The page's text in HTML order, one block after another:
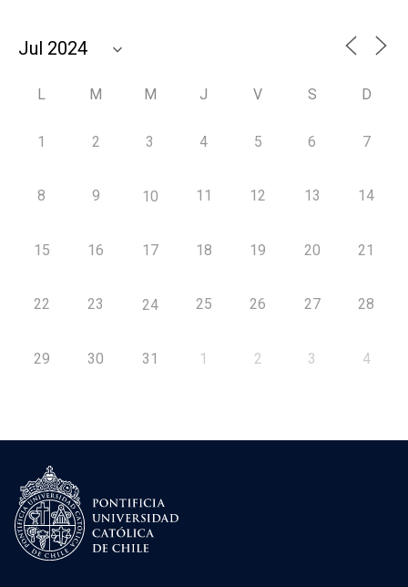
L M M J V S D
1 2 3 4 5 6 7
8 9 10 11 12 13 14
15 16 17 18 19 20 21
22 23 24 25 26 27 28
29 30 31 1 2 3 4